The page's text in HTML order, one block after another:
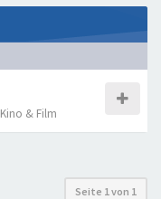
Kino & Film
Seite 1von 1